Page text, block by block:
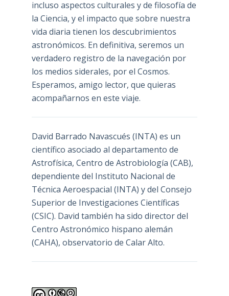
incluso aspectos culturales y de filosofía de
la Ciencia, y el impacto que sobre nuestra
vida diaria tienen los descubrimientos
astronómicos. En definitiva, seremos un
verdadero registro de la navegación por
los medios siderales, por el Cosmos.
Esperamos, amigo lector, que quieras
acompañarnos en este viaje.
David Barrado Navascués (INTA) es un
científico asociado al departamento de
Astrofísica, Centro de Astrobiología (CAB),
dependiente del Instituto Nacional de
Técnica Aeroespacial (INTA) y del Consejo
Superior de Investigaciones Científicas
(CSIC). David también ha sido director del
Centro Astronómico hispano alemán
(CAHA), observatorio de Calar Alto.